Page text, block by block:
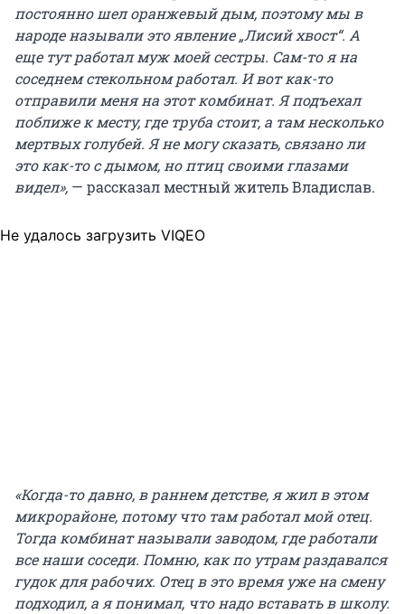
постоянно шел оранжевый дым, поэтому мы в
народе называли это явление „Лисий хвост“. А
еще тут работал муж моей сестры. Сам-то я на
соседнем стекольном работал. И вот как-то
отправили меня на этот комбинат. Я подъехал
поближе к месту, где труба стоит, а там несколько
мертвых голубей. Я не могу сказать, связано ли
это как-то с дымом, но птиц своими глазами
видел», — рассказал местный житель Владислав.
Не удалось загрузить VIQEO
«Когда-то давно, в раннем детстве, я жил в этом
микрорайоне, потому что там работал мой отец.
Тогда комбинат называли заводом, где работали
все наши соседи. Помню, как по утрам раздавался
гудок для рабочих. Отец в это время уже на смену
подходил, а я понимал, что надо вставать в школу.